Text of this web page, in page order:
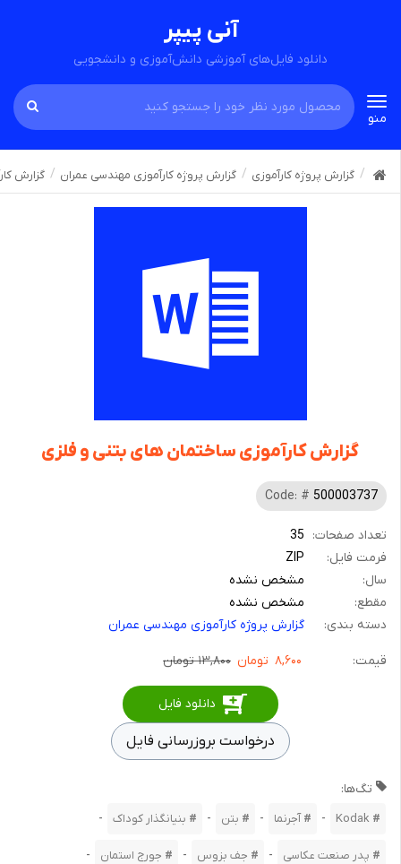
آنی پیپر
دانلود فایل‌های آموزشی دانش‌آموزی و دانشجویی
Toggle
navigation
منو
گزارش پروژه کارآموزی گزارش پروژه کارآموزی مهندسی عمران گزارش
گزارش کارآموزی ساختمان های بتنی و فلزی
Code: # 500003737
تعداد صفحات: 35
فرمت فایل:
ZIP
سال:
مشخص نشده
مقطع:
مشخص نشده
دسته بندی:
گزارش پروژه کارآموزی مهندسی عمران
قیمت: ۸,۶۰۰ تومان ۱۳,۸۰۰ تومان
دانلود فایل
درخواست بروزرسانی فایل
تگ‌ها:
Kodak
- آجرنما - بتن - بنیانگذار کوداک -
پدر صنعت عکاسی - جف بزوس - جورج استمان -